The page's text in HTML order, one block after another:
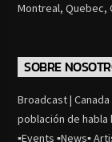
Montreal, Quebec,
SOBRE
Broadcast |
población de habla
▪Events ▪News▪